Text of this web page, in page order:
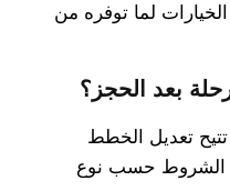
لما توفره من
بعد الحجز؟
تعديل الخطط
الشروط حسب نوع